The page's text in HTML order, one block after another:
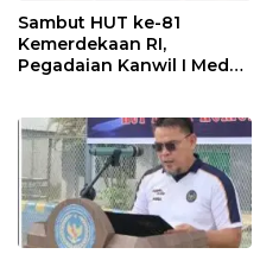
Sambut HUT ke-81
Kemerdekaan RI,
Pegadaian Kanwil I Medan
Grow Together”